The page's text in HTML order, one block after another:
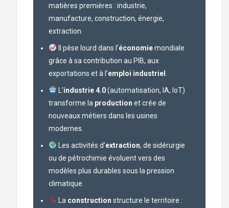
matières premières : industrie,
manufacture, construction, énergie,
extraction.
Il pèse lourd dans l’économiemondiale
grâce à sa contribution au PIB, aux
exportations et à l’emploi industriel
L’industrie 4.0(automatisation, IA, IoT)
transforme la production et crée de
nouveaux métiers dans les usines
modernes.
Les activités d’extraction, de sidérurgie
ou de pétrochimie évoluent vers des
modèles plus durables sous la pression
climatique.
La construction structure le territoire :